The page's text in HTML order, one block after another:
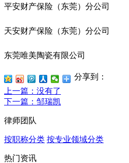
平安财产保险（东莞）分公司
天安财产保险（东莞）分公司
东莞唯美陶瓷有限公司
分享到：
上一篇 ：没有了
下一篇 ：邹瑞凯
律师团队
按职称分类 按专业领域分类
热门资讯